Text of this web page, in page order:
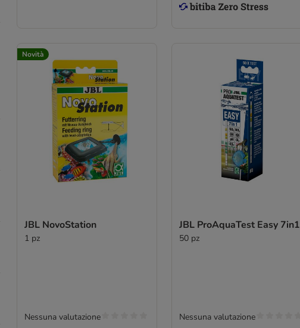
Novità
JBL NovoStation
1 pz
Nessuna valutazione
JBL ProAquaTest Easy 7in1
50 pz
Nessuna valutazione